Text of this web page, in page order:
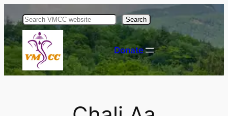
to
content
Search
Donate